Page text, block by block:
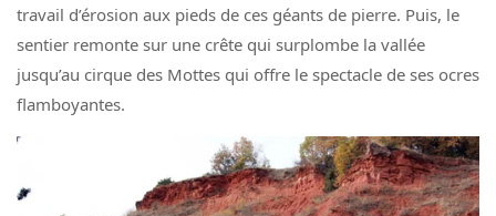
travail d’érosion aux pieds de ces géants de pierre. Puis, le
sentier remonte sur une crête qui surplombe la vallée
jusqu’au cirque des Mottes qui offre le spectacle de ses ocres
flamboyantes.